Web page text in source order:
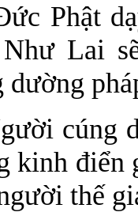
Phật
Như Lai
dường
cúng
kinh điển
thế